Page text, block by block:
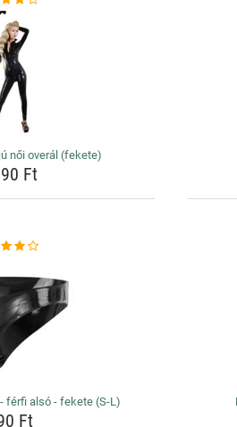
női overál (fekete)
Ft
férfi alsó - fekete (S-L)
Ft